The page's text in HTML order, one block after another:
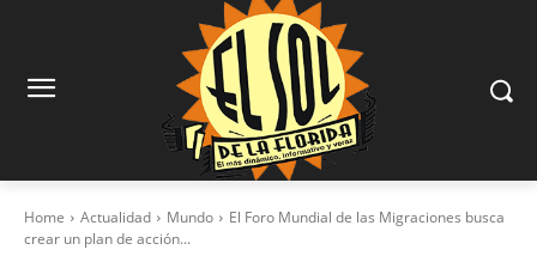
Home Actualidad Mundo
El Foro Mundial de las Migraciones busca
crear un plan de acción...